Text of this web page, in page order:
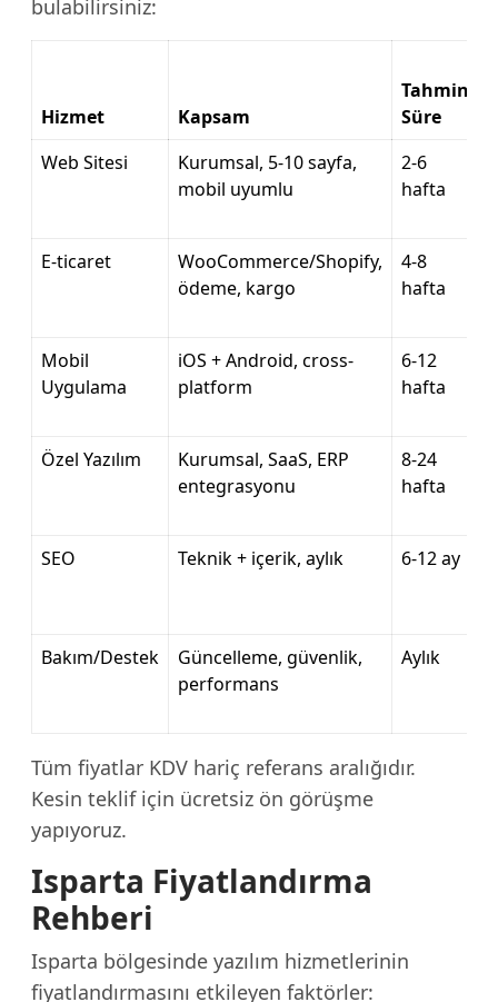
bulabilirsiniz:
Hizmet Kapsam
Tahmini
Süre
Web Sitesi
Kurumsal, 5-10 sayfa,
mobil uyumlu
2-6
hafta
E-ticaret
WooCommerce/Shopify,
ödeme, kargo
4-8
hafta
Mobil
Uygulama
iOS + Android, cross-
platform
6-12
hafta
Özel Yazılım
Kurumsal, SaaS, ERP
entegrasyonu
8-24
hafta
SEO
Teknik + içerik, aylık 6-12 ay
Bakım/Destek
Güncelleme, güvenlik,
performans
Aylık
Tüm fiyatlar KDV hariç referans aralığıdır.
Kesin teklif için ücretsiz ön görüşme
yapıyoruz.
Isparta Fiyatlandırma
Rehberi
Isparta bölgesinde yazılım hizmetlerinin
fiyatlandırmasını etkileyen faktörler: